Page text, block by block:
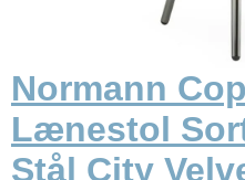
Normann
Lænestol
Stål City